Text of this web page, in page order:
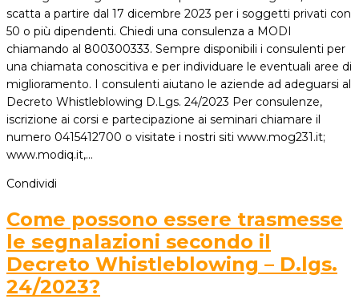
scatta a partire dal 17 dicembre 2023 per i soggetti privati con
50 o più dipendenti. Chiedi una consulenza a MODI
chiamando al 800300333. Sempre disponibili i consulenti per
una chiamata conoscitiva e per individuare le eventuali aree di
miglioramento. I consulenti aiutano le aziende ad adeguarsi al
Decreto Whistleblowing D.Lgs. 24/2023 Per consulenze,
iscrizione ai corsi e partecipazione ai seminari chiamare il
numero 0415412700 o visitate i nostri siti www.mog231.it;
www.modiq.it,…
Condividi
Come possono essere trasmesse
le segnalazioni secondo il
Decreto Whistleblowing – D.lgs.
24/2023?